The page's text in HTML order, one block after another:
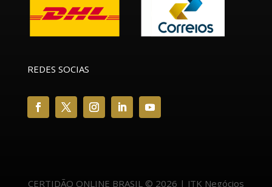
REDES SOCIAS
CERTIDÃO ONLINE BRASIL © 2026 | JTK Negócios